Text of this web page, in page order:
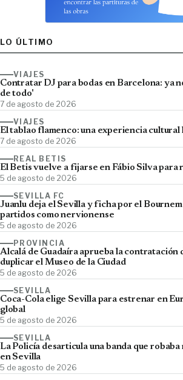
LO ÚLTIMO
VIAJES
Contratar DJ para bodas en Barcelona: ya
de todo'
7 de agosto de 2026
VIAJES
El tablao flamenco: una experiencia cultural
7 de agosto de 2026
REAL BETIS
El Betis vuelve a fijarse en Fábio Silva
5 de agosto de 2026
SEVILLA FC
Juanlu deja el Sevilla y ficha por el
partidos como nervionense
5 de agosto de 2026
PROVINCIA
Alcalá de Guadaíra aprueba la contratación
duplicar el Museo de la Ciudad
5 de agosto de 2026
SEVILLA
Coca-Cola elige Sevilla para estrenar en
global
5 de agosto de 2026
SEVILLA
La Policía desarticula una banda que
en Sevilla
5 de agosto de 2026